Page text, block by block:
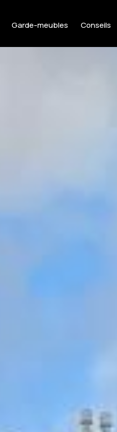
Garde-meubles Conseils